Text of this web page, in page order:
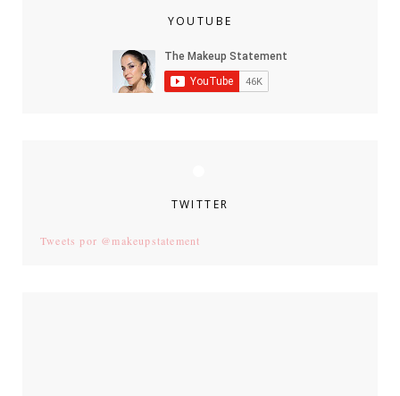
YOUTUBE
TWITTER
Tweets por @makeupstatement